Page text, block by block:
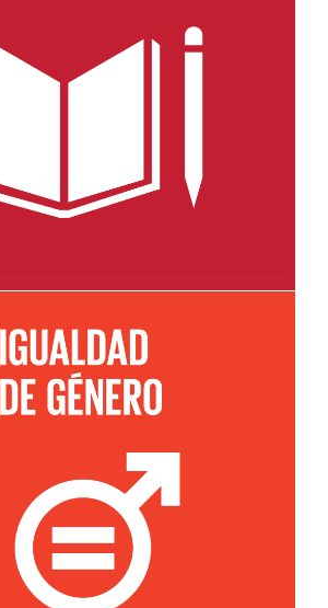
más sobre el objetivo 4
más sobre el objetivo 5e